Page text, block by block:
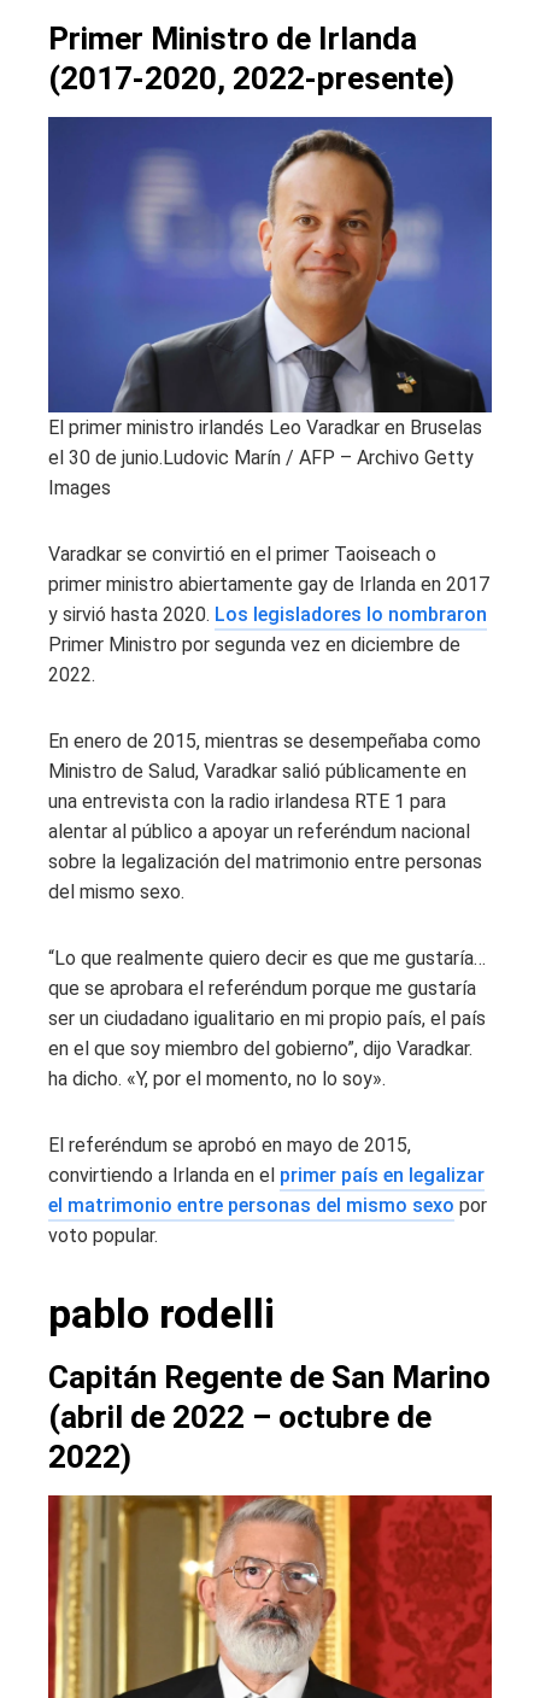
Primer Ministro de Irlanda
(2017-2020, 2022-presente)
El primer ministro irlandés Leo Varadkar en Bruselas
el 30 de junio.Ludovic Marín / AFP – Archivo Getty
Images
Varadkar se convirtió en el primer Taoiseach o
primer ministro abiertamente gay de Irlanda en 2017
y sirvió hasta 2020. Los legisladores lo nombraron
Primer Ministro por segunda vez en diciembre de
2022.
En enero de 2015, mientras se desempeñaba como
Ministro de Salud, Varadkar salió públicamente en
una entrevista con la radio irlandesa RTE 1 para
alentar al público a apoyar un referéndum nacional
sobre la legalización del matrimonio entre personas
del mismo sexo.
“Lo que realmente quiero decir es que me gustaría…
que se aprobara el referéndum porque me gustaría
ser un ciudadano igualitario en mi propio país, el país
en el que soy miembro del gobierno”, dijo Varadkar.
ha dicho. «Y, por el momento, no lo soy».
El referéndum se aprobó en mayo de 2015,
convirtiendo a Irlanda en el primer país en legalizar
el matrimonio entre personas del mismo sexo por
voto popular.
pablo rodelli
Capitán Regente de San Marino
(abril de 2022 – octubre de
2022)